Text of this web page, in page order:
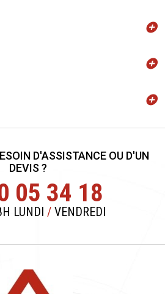
D'ASSISTANCE OU D'UN
DEVIS ?
05 34 18
LUNDI /VENDREDI